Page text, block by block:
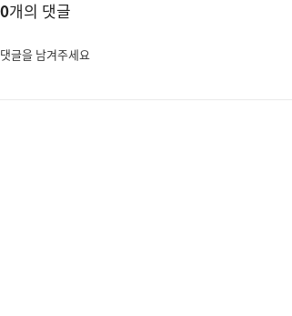
0개의 댓글
댓글을 남겨주세요